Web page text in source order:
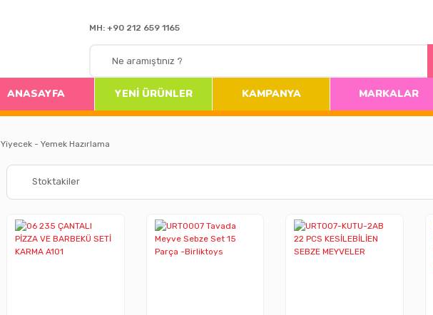
MH: +90 212 659 1165
ANASAYFA YENİ ÜRÜNLER KAMPANYA MARKALAR
Yiyecek - Yemek Hazırlama
Stoktakiler